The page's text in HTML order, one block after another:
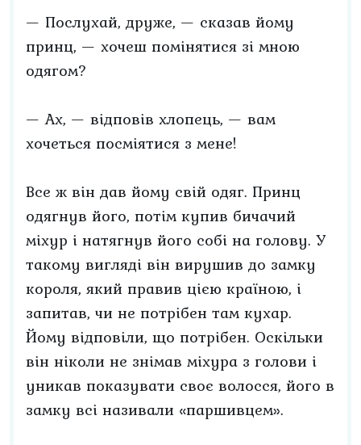
— Послухай, друже, — сказав йому
принц, — хочеш помінятися зі мною
одягом?
— Ах, — відповів хлопець, — вам
хочеться посміятися з мене!
Все ж він дав йому свій одяг. Принц
одягнув його, потім купив бичачий
міхур і натягнув його собі на голову. У
такому вигляді він вирушив до замку
короля, який правив цією країною, і
запитав, чи не потрібен там кухар.
Йому відповіли, що потрібен. Оскільки
він ніколи не знімав міхура з голови і
уникав показувати своє волосся, його в
замку всі називали «паршивцем».